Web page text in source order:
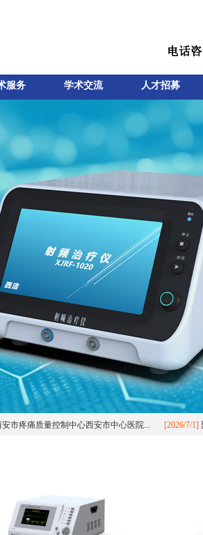
服务 学术交流 人才招募
疼痛质量控制中心西安市中心医院... [2026/7/1]聚